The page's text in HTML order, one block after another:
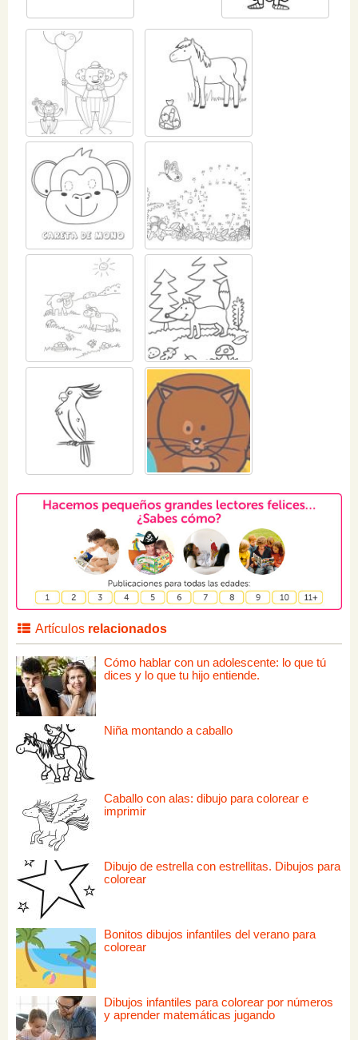
Artículos relacionados
Cómo hablar con un adolescente: lo que tú
dices y lo que tu hijo entiende.
Niña montando a caballo
Caballo con alas: dibujo para colorear e
imprimir
Dibujo de estrella con estrellitas. Dibujos para
colorear
Bonitos dibujos infantiles del verano para
colorear
Dibujos infantiles para colorear por números
y aprender matemáticas jugando